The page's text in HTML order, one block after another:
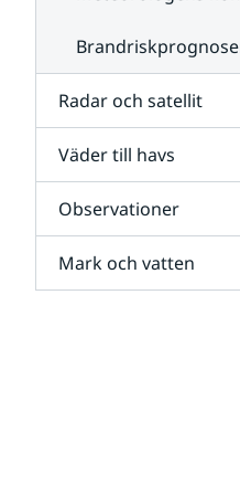
Radar och satellit
Väder till havs
Observationer
Mark och vatten